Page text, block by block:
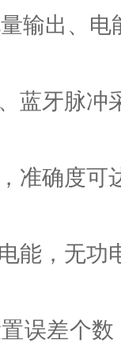
输出、电
蓝牙脉冲
准确度可
能，无功
误差个